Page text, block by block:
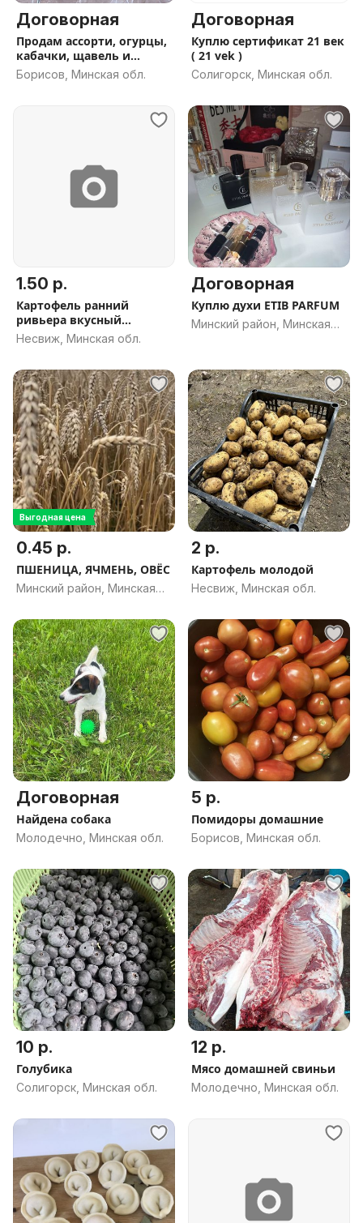
Договорная
Продам ассорти, огурцы,
кабачки, щавель и
многое д
Борисов, Минская обл.
Договорная
Куплю сертификат 21 век
( 21 vek )
Солигорск, Минская обл.
1.50 р.
Картофель ранний
ривьера вкусный
доставка
Несвиж, Минская обл.
Договорная
Куплю духи ETIB PARFUM
Минский район, Минская
Выгодная цена
0.45 р.
ПШЕНИЦА, ЯЧМЕНЬ, ОВЁС
Минский район, Минская
2 р.
Картофель молодой
Несвиж, Минская обл.
Договорная
Найдена собака
Молодечно, Минская обл.
5 р.
Помидоры домашние
Борисов, Минская обл.
10 р.
Голубика
Солигорск, Минская обл.
12 р.
Мясо домашней свиньи
Молодечно, Минская обл.